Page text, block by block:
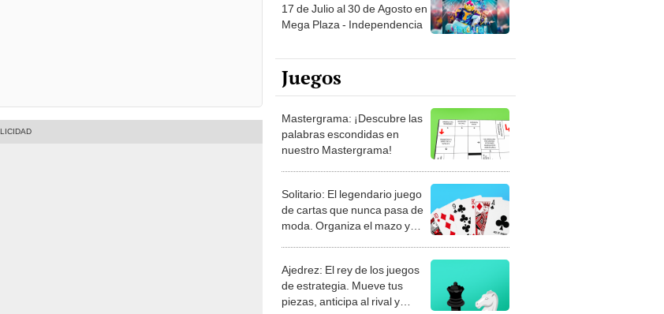
17 de Julio al 30 de Agosto en
Mega Plaza - Independencia
Juegos
Mastergrama: ¡Descubre las
palabras escondidas en
nuestro Mastergrama!
Solitario: El legendario juego
de cartas que nunca pasa de
moda. Organiza el mazo y
Ajedrez: El rey de los juegos
de estrategia. Mueve tus
piezas, anticipa al rival y